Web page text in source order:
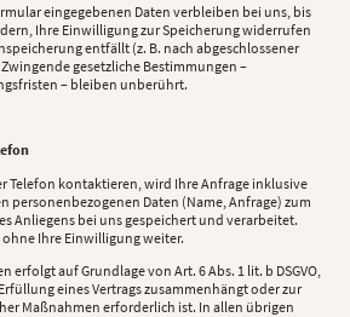
eingegebenen Daten verbleiben bei uns, bis
Ihre Einwilligung zur Speicherung widerrufen
entfällt (z. B. nach abgeschlossener
gesetzliche Bestimmungen –
– bleiben unberührt.
Telefon kontaktieren, wird Ihre Anfrage inklusive
personenbezogenen Daten (Name, Anfrage) zum
Anliegens bei uns gespeichert und verarbeitet.
Ihre Einwilligung weiter.
erfolgt auf Grundlage von Art. 6 Abs. 1 lit. b DSGVO,
eines Vertrags zusammenhängt oder zur
Maßnahmen erforderlich ist. In allen übrigen